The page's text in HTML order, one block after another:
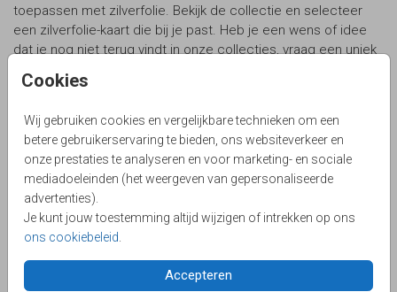
Cookies
Wij gebruiken cookies en vergelijkbare technieken om een
betere gebruikerservaring te bieden, ons websiteverkeer en
onze prestaties te analyseren en voor marketing- en sociale
mediadoeleinden (het weergeven van gepersonaliseerde
advertenties).
Je kunt jouw toestemming altijd wijzigen of intrekken op ons
ons cookiebeleid
Accepteren
toepassen met zilverfolie. Bekijk de collectie en selecteer
een zilverfolie-kaart die bij je past. Heb je een wens of idee
dat je nog niet terug vindt in onze collecties, vraag een uniek
Opzoek naar een geboortekaartje met folie en wil je net iets
anders dan anders? Kies dan voor een geboortekaartje met
koperfolie. Koperfolie is naast hip ook nog eens uniek, bij
sommige ontwerpen komt deze met koperfolie beter tot zijn
recht. Je kunt verschillende elementen in koperfolie laten
drukken. Denk bijvoorbeeld aan teksten en sterretjes.
Uniek bij LOVZ is dat je zelf in de editor je kaartje kan voorzien